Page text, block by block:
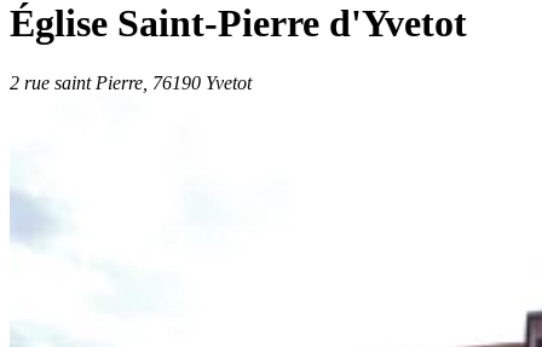
Église Saint-Pierre d'Yvetot
2 rue saint Pierre, 76190 Yvetot